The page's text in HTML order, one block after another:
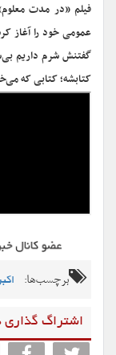
فیلم «در مدت
عمومی خود را آغاز
گفتنش شرم داریم
کتابشه؛ کتابی که
برچسب‌ها:
اشتراگ گذاری